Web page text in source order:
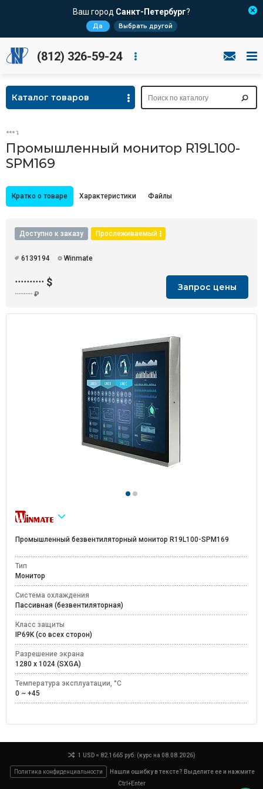
Ваш город Санкт-Петербург?
Да Выбрать другой
(812) 326-59-24
Каталог товаров
Промышленный монитор R19L100-
SPM169
Кратко о товаре Характеристики Файлы
Доступно к заказу Прослеживаемый
6139194 Winmate
·········· $
·········· ₽
Запрос цены
Промышленный безвентиляторный монитор R19L100-SPM169
Тип
Монитор
Система охлаждения
Пассивная (безвентиляторная)
Класс защиты
IP69K (со всех сторон)
Разрешение экрана
1280 x 1024 (SXGA)
Температура эксплуатации, °C
0 ~ +45
1 USD = 82.1665 руб. (курс на 08.08.2026)
Политика конфиденциальности
Нашли ошибку в тексте? Выделите ее и нажмите
Ctrl+Enter